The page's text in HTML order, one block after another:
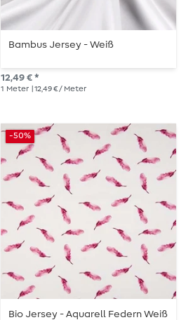
Bambus Jersey - Weiß
12,49 € *
1 Meter | 12,49 € / Meter
-50%
Bio Jersey - Aquarell Federn Weiß